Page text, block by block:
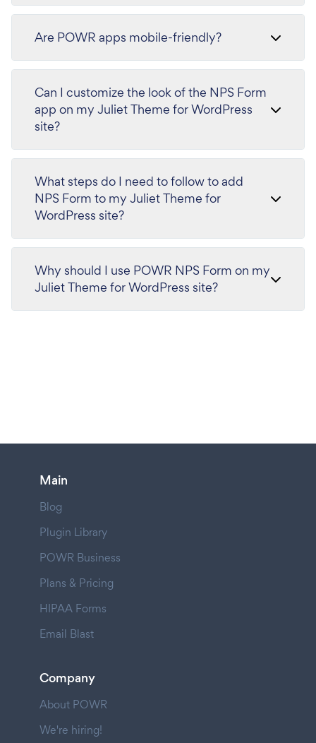
Are POWR apps mobile-friendly?
Can I customize the look of the NPS Form
app on my Juliet Theme for WordPress
site?
What steps do I need to follow to add
NPS Form to my Juliet Theme for
WordPress site?
Why should I use POWR NPS Form on my
Juliet Theme for WordPress site?
Main
Blog
Plugin Library
POWR Business
Plans & Pricing
HIPAA Forms
Email Blast
Company
About POWR
We're hiring!